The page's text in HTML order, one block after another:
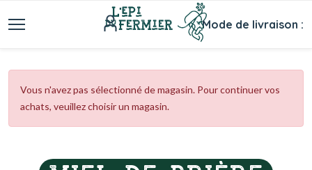
Mode de livraison :
Vous n'avez pas sélectionné de magasin. Pour continuer vos
achats, veuillez choisir un magasin.